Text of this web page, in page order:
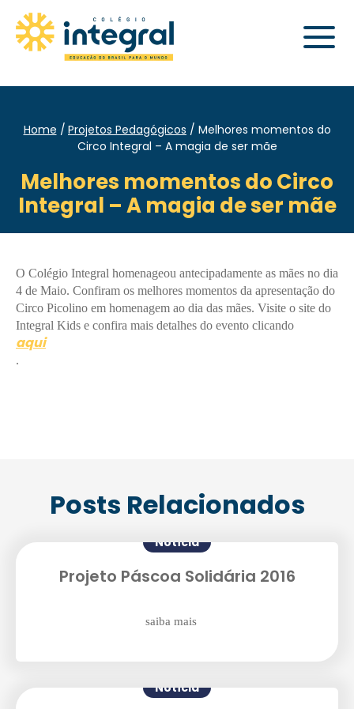
Home Projetos Pedagógicos
Melhores momentos do
Circo Integral – A magia de ser mãe
Melhores momentos do Circo
Integral – A magia de ser mãe
O Colégio Integral homenageou antecipadamente as mães no dia
4 de Maio. Confiram os melhores momentos da apresentação do
Circo Picolino em homenagem ao dia das mães. Visite o site do
Integral Kids e confira mais detalhes do evento clicando
aqui
.
Posts Relacionados
Notícia
Projeto Páscoa Solidária 2016
saiba mais
Notícia